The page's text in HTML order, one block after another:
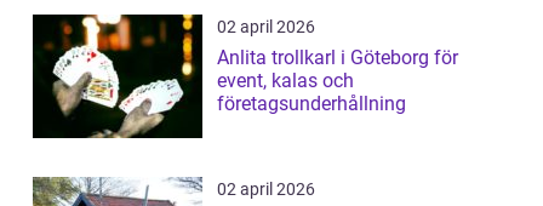
02 april 2026
Anlita trollkarl i Göteborg för
event, kalas och
företagsunderhållning
02 april 2026